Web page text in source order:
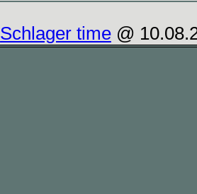
Schlager time@